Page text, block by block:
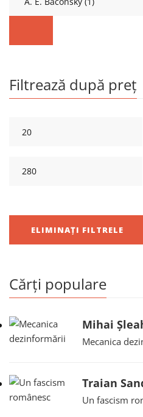
Filtrează după preț
ELIMINAȚI FILTRELE
Cărți populare
Mihai
Mecanica
Traian
Un fascism